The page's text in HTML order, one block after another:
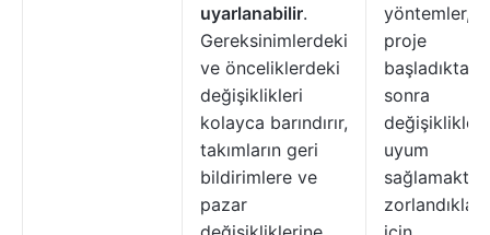
uyarlanabilir.
Gereksinimlerdeki
ve önceliklerdeki
değişiklikleri
kolayca barındırır,
takımların geri
bildirimlere ve
pazar
yöntemler,
proje
başladıktan
sonra
uyum
sağlamakta
zorlandıkları